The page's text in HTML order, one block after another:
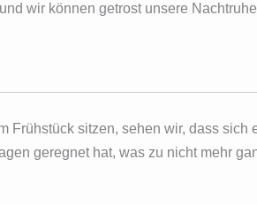
wir können getrost unsere
Frühstück sitzen, sehen wir, dass
geregnet hat, was zu nicht mehr